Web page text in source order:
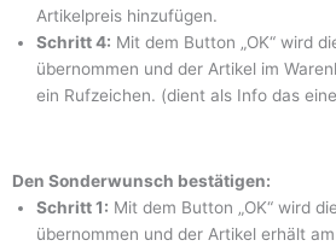
Artikelpreis hinzufügen.
Schritt 4: Mit dem Button „OK“ wird
übernommen und der Artikel im
ein Rufzeichen. (dient als Info das
Den Sonderwunsch bestätigen:
Schritt 1: Mit dem Button „OK“ wird
übernommen und der Artikel erhält